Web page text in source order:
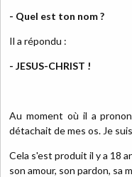
- Quel est ton nom ?
Il a répondu :
- JESUS-CHRIST !
Au moment où il a
détachait de mes os. Je
Cela s'est produit il y a 18
son amour, son pardon, sa